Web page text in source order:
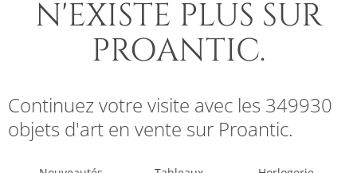
N'EXISTE PLUS SUR
PROANTIC.
Continuez votre visite avec les 349930
objets d'art en vente sur Proantic.